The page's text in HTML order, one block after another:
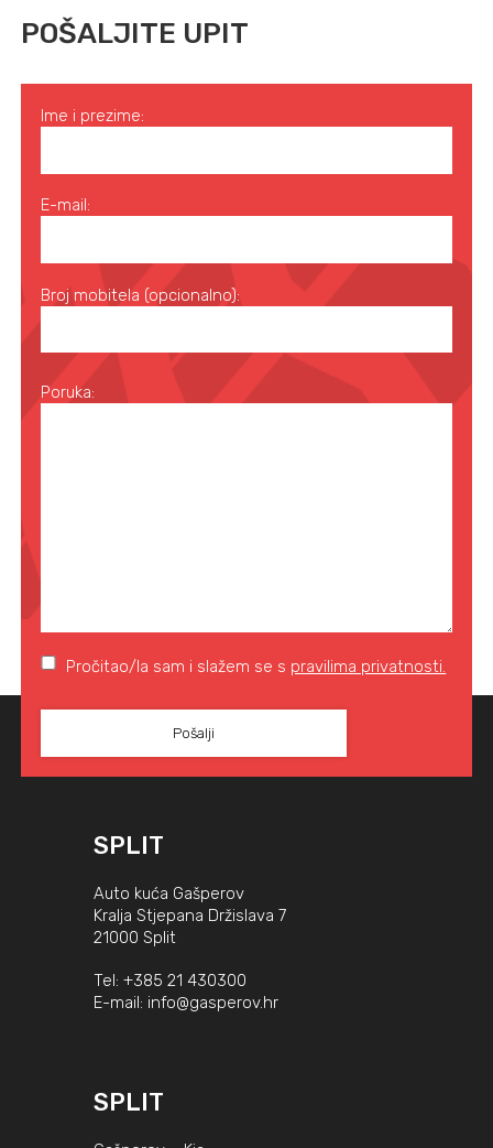
POŠALJITE UPIT
Ime i prezime:
E-mail:
Broj mobitela (opcionalno):
Poruka:
Pročitao/la sam i slažem se s pravilima privatnosti.
SPLIT
Auto kuća Gašperov
Kralja Stjepana Držislava 7
21000 Split
Tel: +385 21 430300
E-mail: info@gasperov.hr
SPLIT